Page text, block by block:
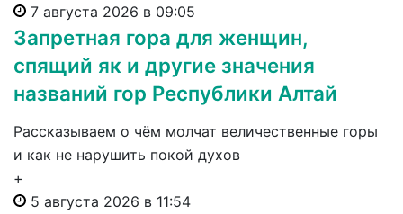
7 августа 2026 в 09:05
Запретная гора для женщин,
спящий як и другие значения
названий гор Республики Алтай
Рассказываем о чём молчат величественные горы
и как не нарушить покой духов
+
5 августа 2026 в 11:54